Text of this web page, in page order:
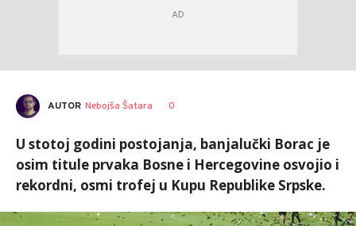
AUTOR Nebojša Šatara 0
U stotoj godini postojanja, banjalučki Borac je
osim titule prvaka Bosne i Hercegovine osvojio i
rekordni, osmi trofej u Kupu Republike Srpske.